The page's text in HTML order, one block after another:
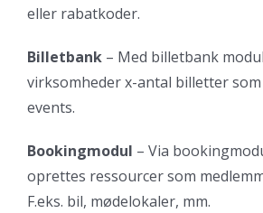
eller rabatkoder.
Billetbank – Med billetbank
virksomheder x-antal billetter
events.
Bookingmodul – Via
oprettes ressourcer som
F.eks. bil, mødelokaler, mm.